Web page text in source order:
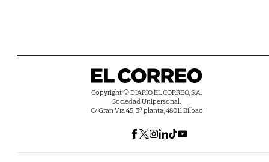
Copyright © DIARIO EL CORREO, S.A.
Sociedad Unipersonal.
C/ Gran Vía 45, 3ª planta, 48011 Bilbao